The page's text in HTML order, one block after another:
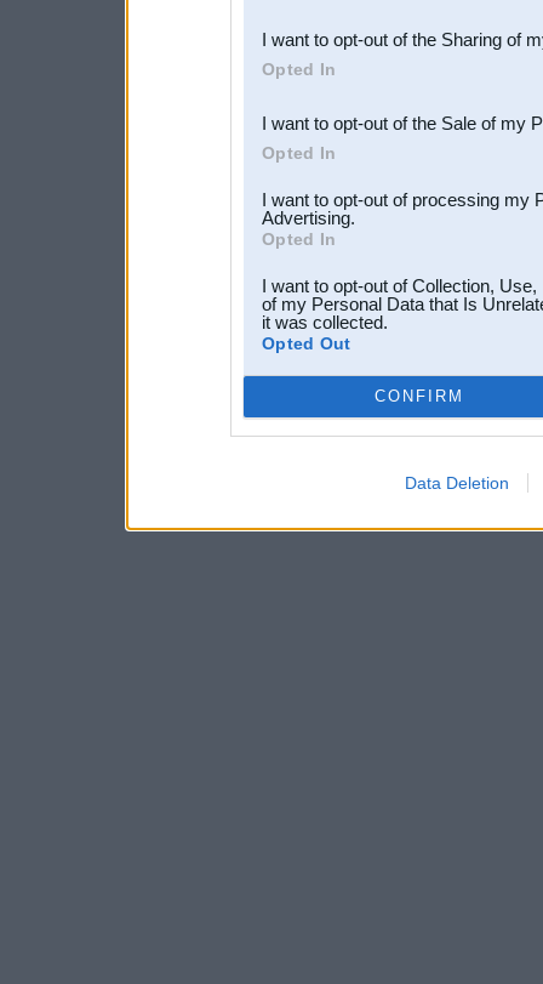
Downstream Participants
third parties.
I want to opt-out of the Sharing of
Opted In
I want to opt-out of the Sale of my
Opted In
I want to opt-out of processing my
Advertising.
Opted In
I want to opt-out of Collection,
of my Personal Data that Is
it was collected.
Opted Out
CONFIRM
Data Deletion